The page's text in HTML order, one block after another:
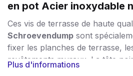
en pot Acier inoxydable
Ces vis de terrasse de haute
Schroevendump sont
fixer les planches de terrasse,
revêtements muraux. La tête
Plus d'informations